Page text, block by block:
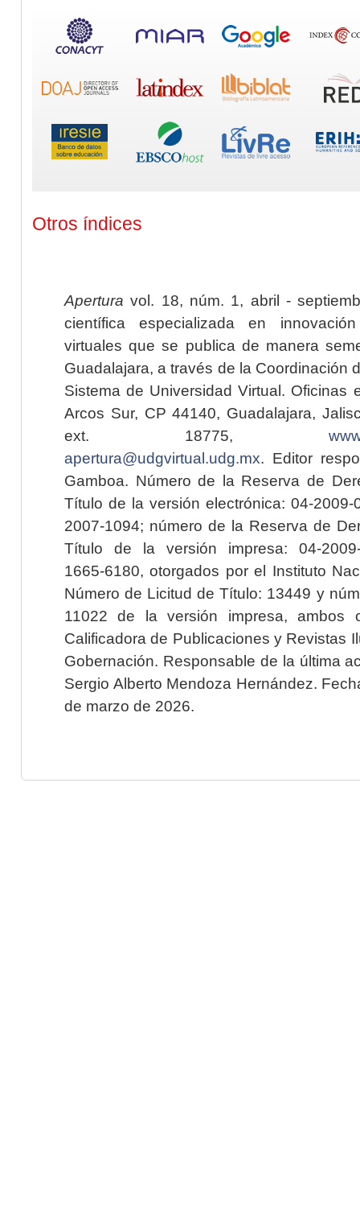
Otros índices
Apertura vol. 18, núm. 1, abril -
científica especializada en
virtuales que se publica de manera
Guadalajara, a través de la Coordinación
Sistema de Universidad Virtual. Oficinas
Arcos Sur, CP 44140, Guadalajara,
ext. 18775,
apertura@udgvirtual.udg.mx. Editor
Gamboa. Número de la Reserva de
Título de la versión electrónica: 04-2009-
2007-1094; número de la Reserva de
Título de la versión impresa: 04-2009-
1665-6180, otorgados por el Instituto
Número de Licitud de Título: 13449 y
11022 de la versión impresa, ambos
Calificadora de Publicaciones y Revistas
Gobernación. Responsable de la última
Sergio Alberto Mendoza Hernández.
de marzo de 2026.